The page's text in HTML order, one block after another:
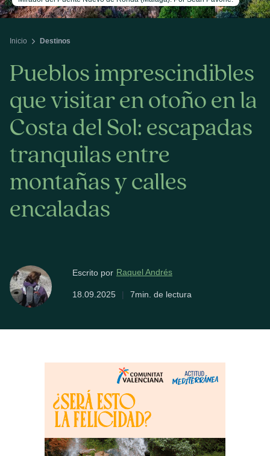
Inicio Destinos
Pueblos imprescindibles
que visitar en otoño en la
Costa del Sol: escapadas
tranquilas entre
montañas y calles
encaladas
Escrito por Raquel Andrés
18.09.2025 | 7min. de lectura